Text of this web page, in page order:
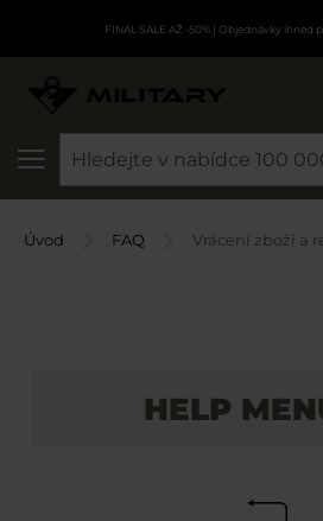
FINAL SALE AŽ -50%| Objednávky ihned
Úvod FAQ Vrácení zboží a
HELP